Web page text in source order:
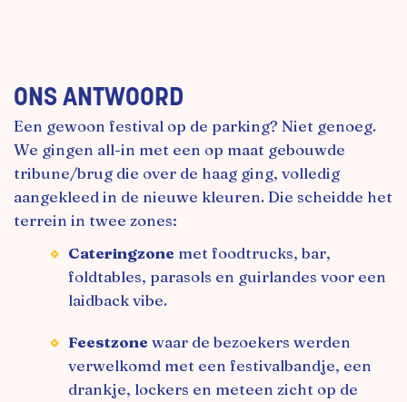
ONS ANTWOORD
Een gewoon festival op de parking? Niet genoeg.
We gingen all-in met een op maat gebouwde
tribune/brug die over de haag ging, volledig
aangekleed in de nieuwe kleuren. Die scheidde het
terrein in twee zones:
Cateringzone met foodtrucks, bar,
foldtables, parasols en guirlandes voor een
laidback vibe.
Feestzone waar de bezoekers werden
verwelkomd met een festivalbandje, een
drankje, lockers en meteen zicht op de